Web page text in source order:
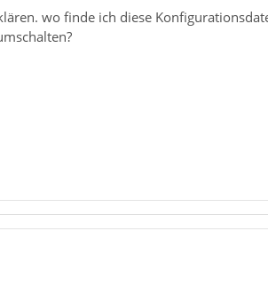
wo finde ich diese